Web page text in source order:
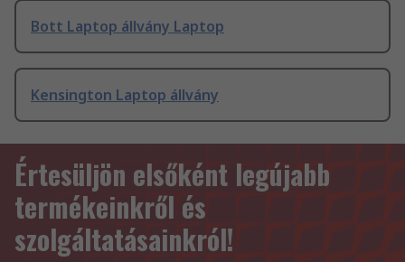
Bott Laptop állvány Laptop
Kensington Laptop állvány
Értesüljön elsőként legújabb
termékeinkről és
szolgáltatásainkról!